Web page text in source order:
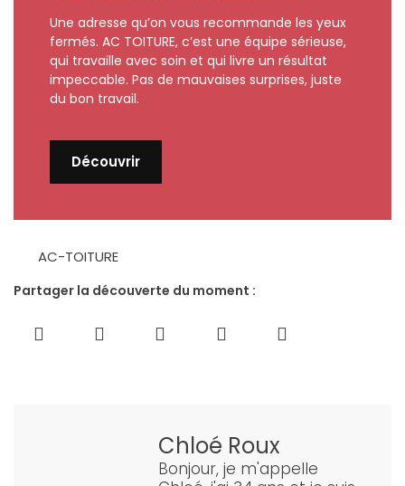
Une adresse qu’on vous recommande les yeux
fermés. AC TOITURE, c’est une équipe sérieuse,
qui travaille avec soin et qui livre un résultat
impeccable. Pas de mauvaises surprises, juste
du bon travail.
Découvrir
AC-TOITURE
Partager la découverte du moment :
Chloé Roux
Bonjour, je m'appelle